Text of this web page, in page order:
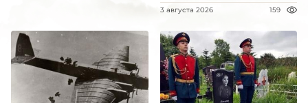
3 августа 2026 159